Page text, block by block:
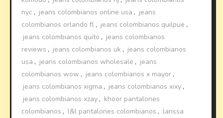
nyc , jeans colombianos online usa , jeans
colombianos orlando fl , jeans colombianos quilpue ,
jeans colombianos quito , jeans colombianos
reviews , jeans colombianos uk , jeans colombianos
usa , jeans colombianos wholesale , jeans
colombianos wow , jeans colombianos x mayor ,
jeans colombianos xigma , jeans colombianos xixy ,
jeans colombianos xzay , khoor pantalones
colombianos , l&l pantalones colombianos , larissa